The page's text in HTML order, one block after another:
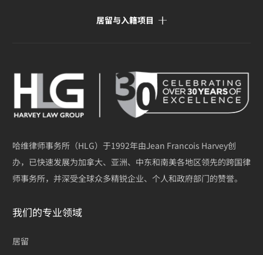
居留与入籍项目
哈维律师事务所（HLG）于1992年由Jean Francois Harvey创
办，已快速发展为加拿大、亚洲、中东和南美各地区领先的跨国律
师事务所，并深受全球众多精锐企业、个人和政府部门的赞誉。
我们的专业领域
居留